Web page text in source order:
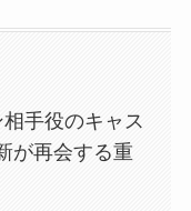
手役のキャス
が再会する重